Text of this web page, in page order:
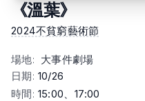
《溫葉》
2024不貧窮藝術節
場地: 大事件劇場
日期: 10/26
時間: 15:00、17:00